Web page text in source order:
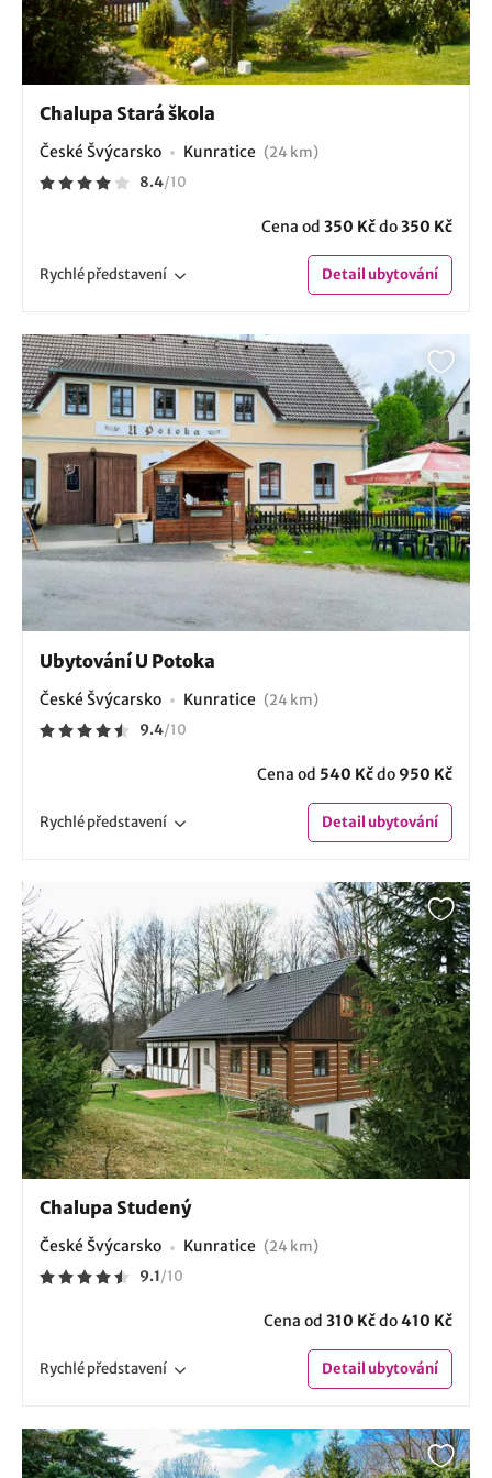
Chalupa Stará škola
České Švýcarsko Kunratice (24 km)
8.4/10
Cena od 350 Kčdo350 Kč
Rychlépředstavení Detailubytování
Ubytování U Potoka
České Švýcarsko Kunratice (24 km)
9.4/10
Cena od 540 Kčdo 950 Kč
Rychlépředstavení Detailubytování
Chalupa Studený
České Švýcarsko Kunratice (24 km)
9.1/10
Cena od 310 Kčdo410 Kč
Rychlépředstavení Detailubytování